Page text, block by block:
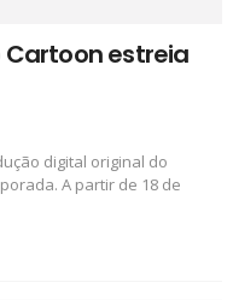
estreia
digital original do
A partir de 18 de